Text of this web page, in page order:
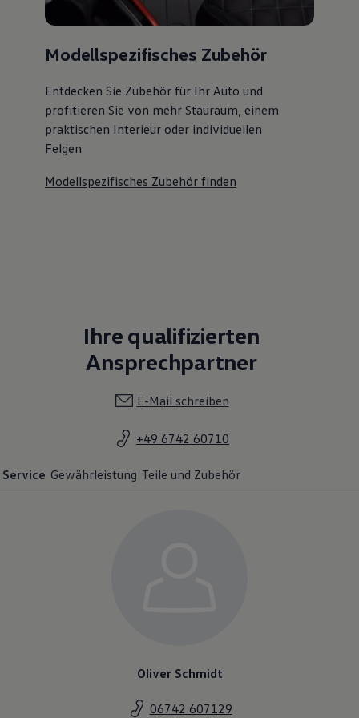
Lifestyle
Familie
Volkswagen R
Pannen- und Unfallhilfe
Volkswagen Kundenbetreuung
Modellspezifisches Zubehör
Entdecken Sie Zubehör für Ihr Auto und
profitieren Sie von mehr Stauraum, einem
praktischen Interieur oder individuellen
Felgen.
Modellspezifisches Zubehör finden
Ihre qualifizierten
Ansprechpartner
E-Mail schreiben
+49 6742 60710
Service Gewährleistung Teile und Zubehör
Oliver Schmidt
06742 607129